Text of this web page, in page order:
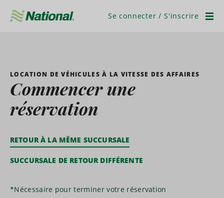
navigation
Se connecter / S'inscrire
LOCATION DE VÉHICULES À LA VITESSE DES AFFAIRES
Commencer une
réservation
RETOUR À LA MÊME SUCCURSALE
SUCCURSALE DE RETOUR DIFFÉRENTE
*Nécessaire pour terminer votre réservation